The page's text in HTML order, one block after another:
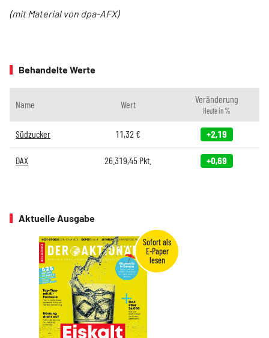
(mit Material von dpa-AFX)
Behandelte Werte
Name Wert Veränderung
Heute in %
Südzucker 11,32 € +2,19
DAX 26.319,45 Pkt. +0,69
Aktuelle Ausgabe